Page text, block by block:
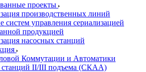
проекты
производственных линий
систем управления сериализацией
продукцией
насосных станций
Коммутации и Автоматики
станций II/III подъема (СКАА)